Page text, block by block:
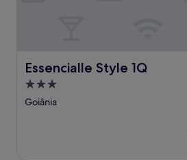
Essencialle Style 1Q
Essencialle Style 1Q
3.0-
Sterne-
Goiânia